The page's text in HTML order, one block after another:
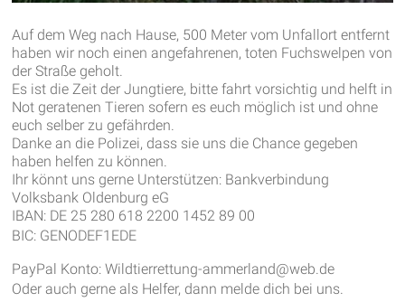
Auf dem Weg nach Hause, 500 Meter vom Unfallort entfernt
haben wir noch einen angefahrenen, toten Fuchswelpen von
der Straße geholt.
Es ist die Zeit der Jungtiere, bitte fahrt vorsichtig und helft in
Not geratenen Tieren sofern es euch möglich ist und ohne
euch selber zu gefährden.
Danke an die Polizei, dass sie uns die Chance gegeben
haben helfen zu können.
Ihr könnt uns gerne Unterstützen: Bankverbindung
Volksbank Oldenburg eG
IBAN: DE 25 280 618 2200 1452 89 00
BIC: GENODEF1EDE
PayPal Konto: Wildtierrettung-ammerland@web.de
Oder auch gerne als Helfer, dann melde dich bei uns.